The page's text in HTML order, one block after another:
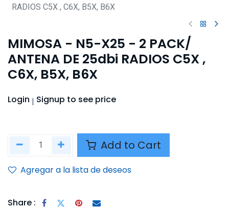
RADIOS C5X , C6X, B5X, B6X
MIMOSA - N5-X25 - 2 PACK/
ANTENA DE 25dbi RADIOS C5X ,
C6X, B5X, B6X
Login | Signup to see price
Add to Cart
Agregar a la lista de deseos
Share :